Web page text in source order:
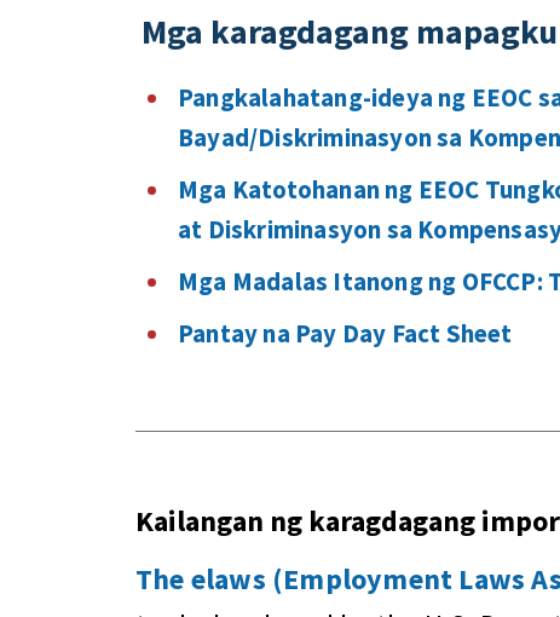
Mga karagdagang
Pangkalahatang-ideya ng EEOC
Bayad/Diskriminasyon sa
Mga Katotohanan ng EEOC
at Diskriminasyon sa
Mga Madalas Itanong ng OFCCP:
Pantay na Pay Day Fact Sheet
Kailangan ng karagdagang
The elaws (Employment Laws